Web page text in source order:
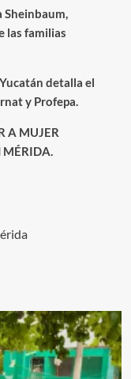
Sheinbaum,
las familias
detalla el
y Profepa.
A MUJER